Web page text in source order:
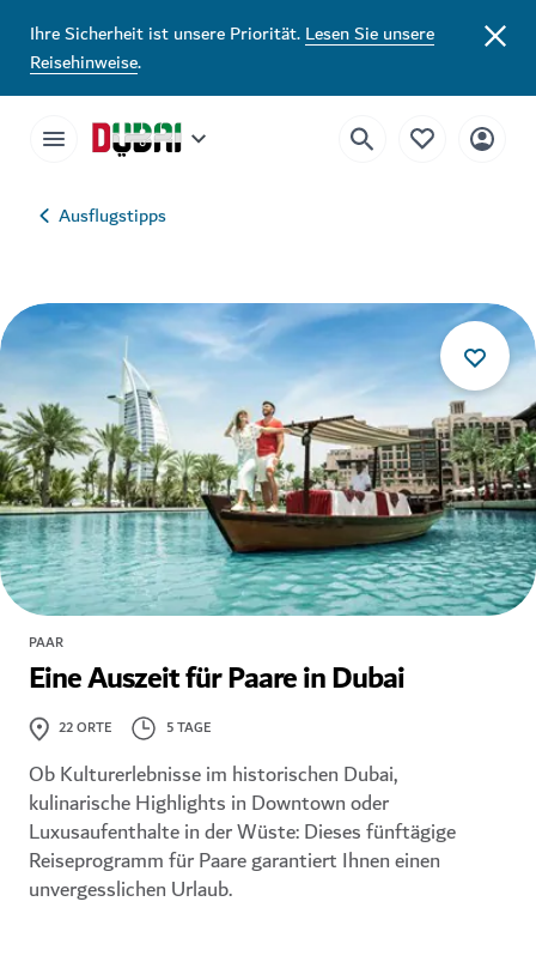
Ihre Sicherheit ist unsere Priorität.Lesen Sie unsere
Reisehinweise.
Ausflugstipps
PAAR
Eine Auszeit für Paare in Dubai
22ORTE 5 TAGE
Ob Kulturerlebnisse im historischen Dubai,
kulinarische Highlights in Downtown oder
Luxusaufenthalte in der Wüste: Dieses fünftägige
Reiseprogramm für Paare garantiert Ihnen einen
unvergesslichen Urlaub.